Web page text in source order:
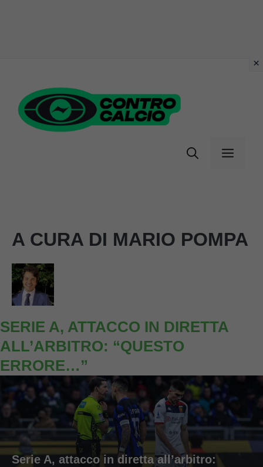
contenuto
Menu
A CURA DI MARIO POMPA
SERIE A, ATTACCO IN DIRETTA
ALL’ARBITRO: “QUESTO
ERRORE…”
Serie A, attacco in diretta all’arbitro: